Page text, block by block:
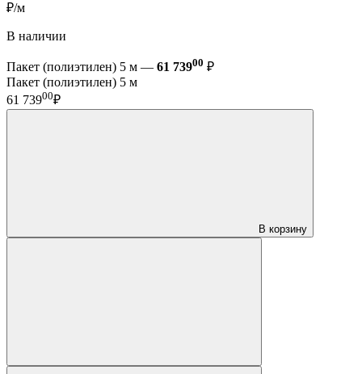
₽/м
В наличии
Пакет (полиэтилен) 5 м — 61 73900 ₽
Пакет (полиэтилен) 5 м
61 73900₽
В корзину